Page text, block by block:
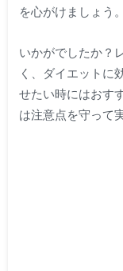
を心がけましょう。
いかがでしたか？
く、ダイエットに
せたい時にはおす
は注意点を守って